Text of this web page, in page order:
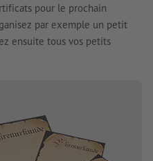
pour le prochain
par exemple un petit
ensuite tous vos petits